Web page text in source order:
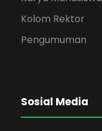
Kolom Rektor
Pengumuman
Sosial Media